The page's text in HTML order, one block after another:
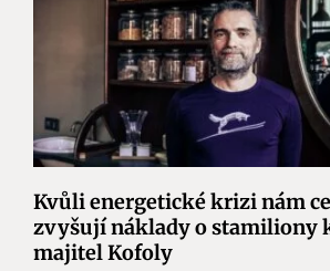
Kvůli energetické krizi nám
zvyšují náklady o stamiliony
majitel Kofoly